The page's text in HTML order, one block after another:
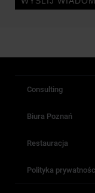
Consulting
Biura Poznań
Restauracja
Polityka